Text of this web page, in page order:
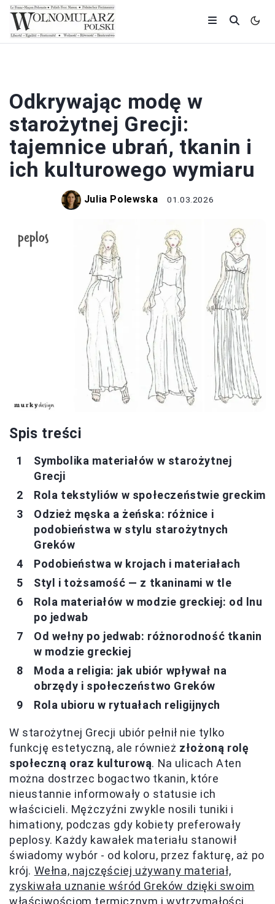
Odkrywając modę w
starożytnej Grecji:
tajemnice ubrań, tkanin i
ich kulturowego wymiaru
Julia Polewska 01.03.2026
Spis treści
Symbolika materiałów w starożytnej
Grecji
Rola tekstyliów w społeczeństwie greckim
Odzież męska a żeńska: różnice i
podobieństwa w stylu starożytnych
Greków
Podobieństwa w krojach i materiałach
Styl i tożsamość — z tkaninami w tle
Rola materiałów w modzie greckiej: od lnu
po jedwab
Od wełny po jedwab: różnorodność tkanin
w modzie greckiej
Moda a religia: jak ubiór wpływał na
obrzędy i społeczeństwo Greków
Rola ubioru w rytuałach religijnych
W starożytnej Grecji ubiór pełnił nie tylko
funkcję estetyczną, ale również złożoną rolę
społeczną oraz kulturową. Na ulicach Aten
można dostrzec bogactwo tkanin, które
nieustannie informowały o statusie ich
właścicieli. Mężczyźni zwykle nosili tuniki i
himationy, podczas gdy kobiety preferowały
peplosy. Każdy kawałek materiału stanowił
świadomy wybór - od koloru, przez fakturę, aż po
krój. Wełna, najczęściej używany materiał,
zyskiwała uznanie wśród Greków dzięki swoim
właściwościom termicznym i wytrzymałości.